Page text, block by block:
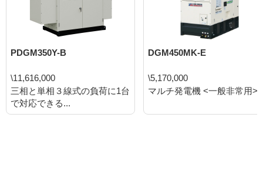
PDGM350Y-B
\11,616,000
三相と単相３線式の負荷に1台
で対応できる...
DGM450MK-E
\5,170,000
マルチ発電機 <一般非常用